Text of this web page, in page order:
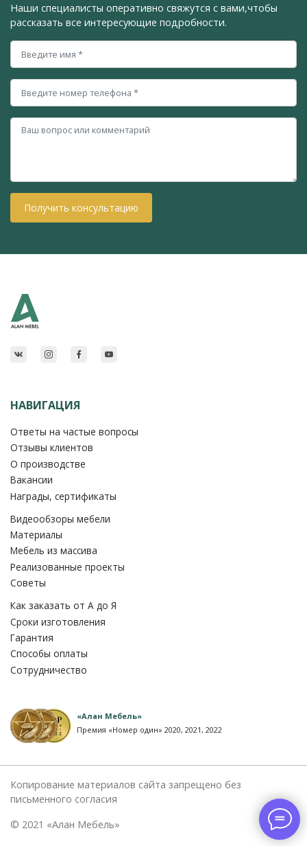
Наши специалисты оперативно свяжутся с вами,чтобы
рассказать все интересующие подробности.
Получить консультацию
НАВИГАЦИЯ
Ответы на частые вопросы
Отзывы клиентов
О производстве
Вакансии
Награды, сертификаты
Видеообзоры мебели
Материалы
Мебель из массива
Реализованные проекты
Советы
Как заказать от A до Я
Сроки изготовления
Гарантия
Способы оплаты
Сотрудничество
«Алан Мебель»
Премия «Номер один» 2020, 2021, 2022
Копирование материалов сайта запрещено без
письменного согласия
© 2021 «Алан Мебель»